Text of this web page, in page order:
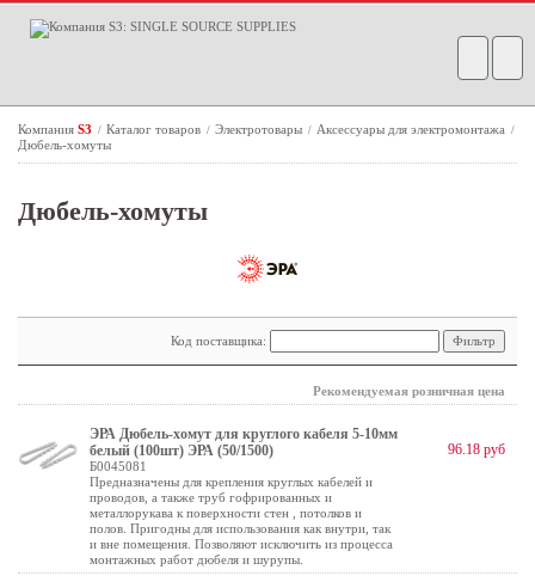
Компания S3 / Каталог товаров / Электротовары / Аксессуары для электромонтажа /
Дюбель-хомуты
Дюбель-хомуты
Код поставщика:
Рекомендуемая розничная цена
ЭРА Дюбель-хомут для круглого кабеля 5-10мм
белый (100шт) ЭРА (50/1500)
Б0045081
Предназначены для крепления круглых кабелей и
проводов, а также труб гофрированных и
металлорукава к поверхности стен , потолков и
полов. Пригодны для использования как внутри, так
и вне помещения. Позволяют исключить из процесса
монтажных работ дюбеля и шурупы.
96.18 руб